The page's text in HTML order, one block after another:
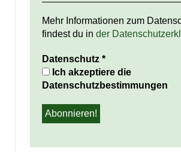
Mehr Informationen zum
findest du in der
Datenschutz *
Ich akzeptiere die
Datenschutzbestimmungen